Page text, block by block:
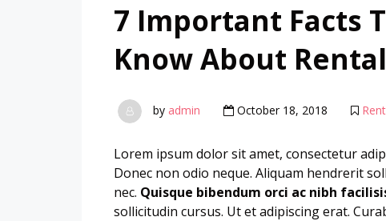
7 Important Facts
Know About
by admin October 18, 2018
Lorem ipsum dolor sit amet, consectetur
Donec non odio neque. Aliquam hendrerit
nec. Quisque bibendum orci ac nibh
sollicitudin cursus. Ut et adipiscing erat.